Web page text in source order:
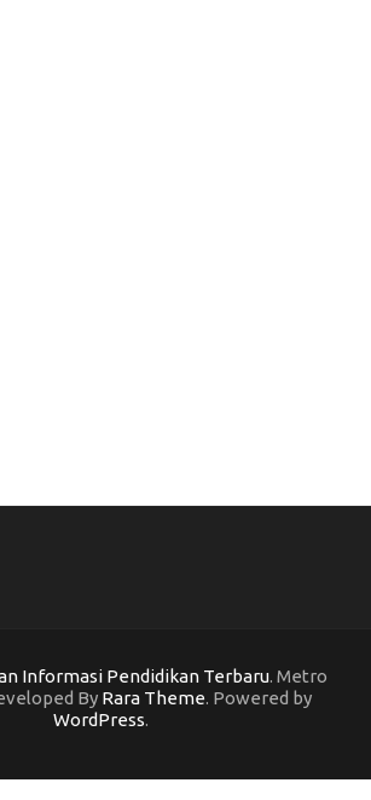
Informasi Pendidikan Terbaru. Metro
By Rara Theme. Powered by
WordPress.